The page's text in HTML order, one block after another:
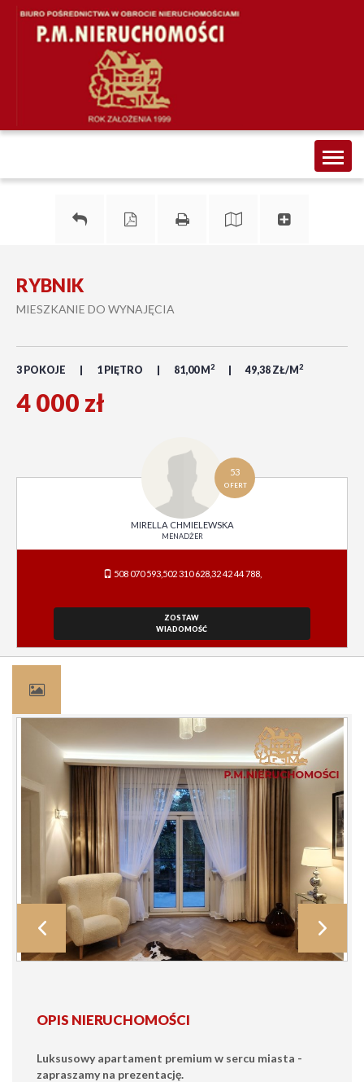
RYBNIK
MIESZKANIE DO WYNAJĘCIA
3 POKOJE 1 PIĘTRO 81,00 M 2 49,38 ZŁ/M 2
4 000 zł
53
OFERT
MIRELLA CHMIELEWSKA
MENADŻER
508 070 593,502 310 628,32 42 44 788,
ZOSTAW
WIADOMOŚĆ
OPIS NIERUCHOMOŚCI
Luksusowy apartament premium w sercu miasta -
zapraszamy na prezentację.